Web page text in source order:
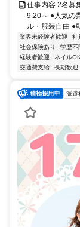
仕事内容 2名募
9:20～ ●人気の
ル・服装自由 ●
業界未経験者歓迎 社
社会保険あり
学歴不
経験者歓迎
ネイルOK
交通費支給
長期歓迎
派遣